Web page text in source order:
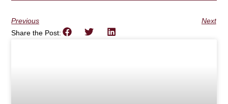
Previous
Next
Share the Post: